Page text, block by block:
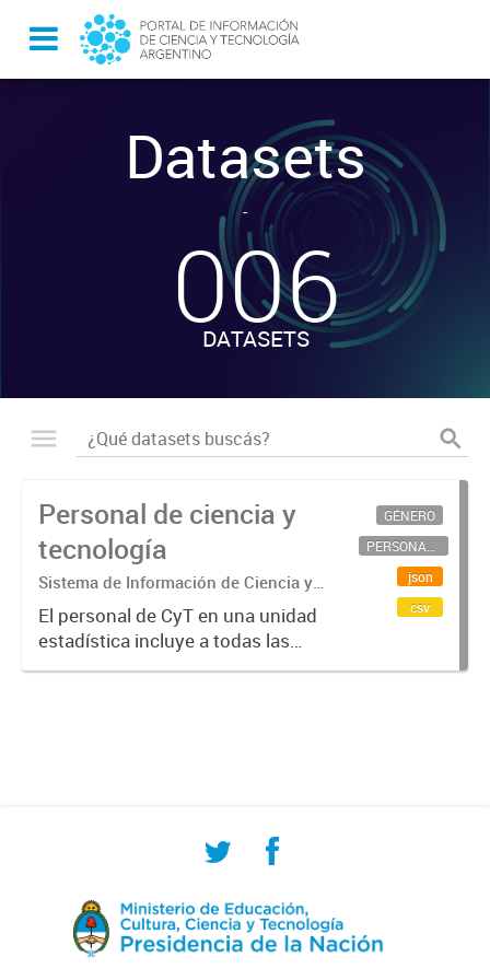
Datasets
-
006
DATASETS
Personal de ciencia y
tecnología
Sistema de Información de Ciencia y
Tecnología Argentino (SICYTAR)
El personal de CyT en una unidad
estadística incluye a todas las
personas involucradas
GÉNERO
PERSONAL CIENTÍFICO-TECNOLÓGICO
json
csv